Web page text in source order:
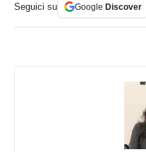
Seguici su Google Discover